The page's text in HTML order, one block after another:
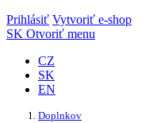
Prihlásiť Vytvoriť e-shop
SK Otvoriť menu
CZ
SK
EN
Doplnkov